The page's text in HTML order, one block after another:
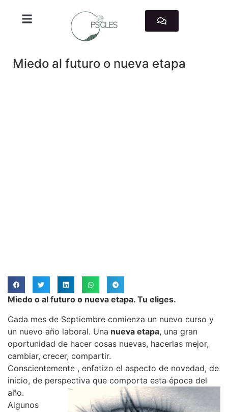
Miedo al futuro o nueva etapa
Miedo o al futuro o nueva etapa. Tu eliges.
Cada mes de Septiembre comienza un nuevo curso y
un nuevo año laboral. Una nueva etapa, una gran
oportunidad de hacer cosas nuevas, hacerlas mejor,
cambiar, crecer, compartir.
Conscientemente , enfatizo el aspecto de novedad, de
inicio, de perspectiva que comporta esta época del
año.
Algunos